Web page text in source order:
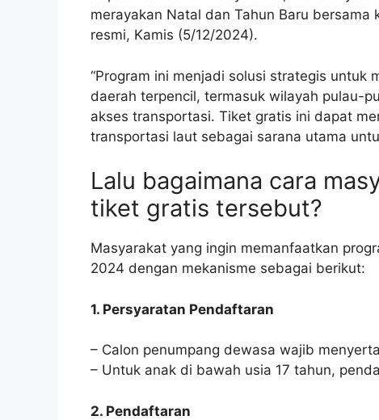
merayakan Natal dan Tahun Baru bersama
resmi, Kamis (5/12/2024).
“Program ini menjadi solusi strategis
daerah terpencil, termasuk wilayah pulau-
akses transportasi. Tiket gratis ini dapat
transportasi laut sebagai sarana utama
Lalu bagaimana cara
tiket gratis tersebut?
Masyarakat yang ingin memanfaatkan
2024 dengan mekanisme sebagai berikut:
1. Persyaratan Pendaftaran
– Calon penumpang dewasa wajib
– Untuk anak di bawah usia 17 tahun,
2. Pendaftaran